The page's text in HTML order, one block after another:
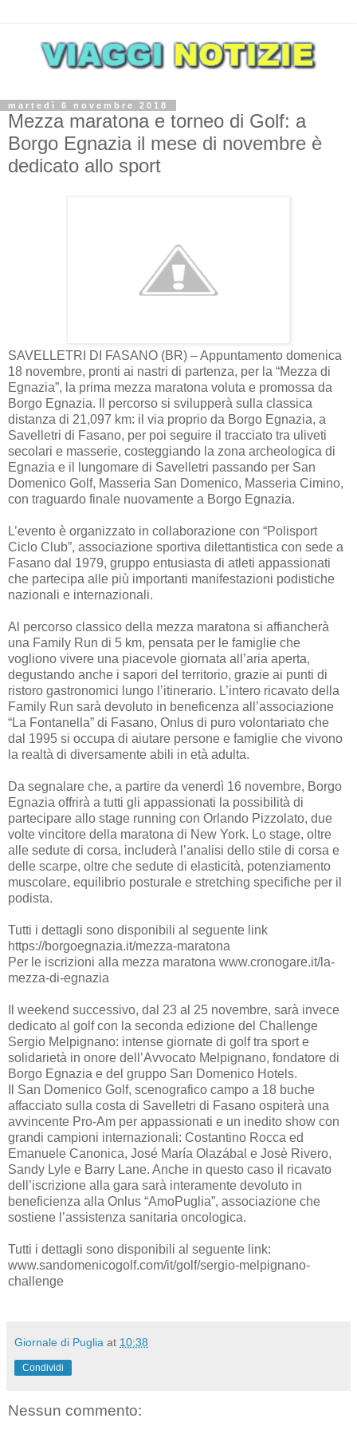
martedì 6 novembre 2018
Mezza maratona e torneo di Golf: a
Borgo Egnazia il mese di novembre è
dedicato allo sport
SAVELLETRI DI FASANO (BR) – Appuntamento domenica
18 novembre, pronti ai nastri di partenza, per la “Mezza di
Egnazia”, la prima mezza maratona voluta e promossa da
Borgo Egnazia. Il percorso si svilupperà sulla classica
distanza di 21,097 km: il via proprio da Borgo Egnazia, a
Savelletri di Fasano, per poi seguire il tracciato tra uliveti
secolari e masserie, costeggiando la zona archeologica di
Egnazia e il lungomare di Savelletri passando per San
Domenico Golf, Masseria San Domenico, Masseria Cimino,
con traguardo finale nuovamente a Borgo Egnazia.
L’evento è organizzato in collaborazione con “Polisport
Ciclo Club”, associazione sportiva dilettantistica con sede a
Fasano dal 1979, gruppo entusiasta di atleti appassionati
che partecipa alle più importanti manifestazioni podistiche
nazionali e internazionali.
Al percorso classico della mezza maratona si affiancherà
una Family Run di 5 km, pensata per le famiglie che
vogliono vivere una piacevole giornata all’aria aperta,
degustando anche i sapori del territorio, grazie ai punti di
ristoro gastronomici lungo l’itinerario. L’intero ricavato della
Family Run sarà devoluto in beneficenza all’associazione
“La Fontanella” di Fasano, Onlus di puro volontariato che
dal 1995 si occupa di aiutare persone e famiglie che vivono
la realtà di diversamente abili in età adulta.
Da segnalare che, a partire da venerdì 16 novembre, Borgo
Egnazia offrirà a tutti gli appassionati la possibilità di
partecipare allo stage running con Orlando Pizzolato, due
volte vincitore della maratona di New York. Lo stage, oltre
alle sedute di corsa, includerà l’analisi dello stile di corsa e
delle scarpe, oltre che sedute di elasticità, potenziamento
muscolare, equilibrio posturale e stretching specifiche per il
podista.
Tutti i dettagli sono disponibili al seguente link
https://borgoegnazia.it/mezza-maratona
Per le iscrizioni alla mezza maratona www.cronogare.it/la-
mezza-di-egnazia
Il weekend successivo, dal 23 al 25 novembre, sarà invece
dedicato al golf con la seconda edizione del Challenge
Sergio Melpignano: intense giornate di golf tra sport e
solidarietà in onore dell’Avvocato Melpignano, fondatore di
Borgo Egnazia e del gruppo San Domenico Hotels.
Il San Domenico Golf, scenografico campo a 18 buche
affacciato sulla costa di Savelletri di Fasano ospiterà una
avvincente Pro-Am per appassionati e un inedito show con
grandi campioni internazionali: Costantino Rocca ed
Emanuele Canonica, José María Olazábal e Josè Rivero,
Sandy Lyle e Barry Lane. Anche in questo caso il ricavato
dell’iscrizione alla gara sarà interamente devoluto in
beneficienza alla Onlus “AmoPuglia”, associazione che
sostiene l’assistenza sanitaria oncologica.
Tutti i dettagli sono disponibili al seguente link:
www.sandomenicogolf.com/it/golf/sergio-melpignano-
challenge
Giornale di Puglia at 10:38
Condividi
Nessun commento: